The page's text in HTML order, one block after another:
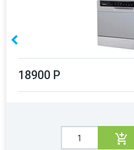
18900 Р